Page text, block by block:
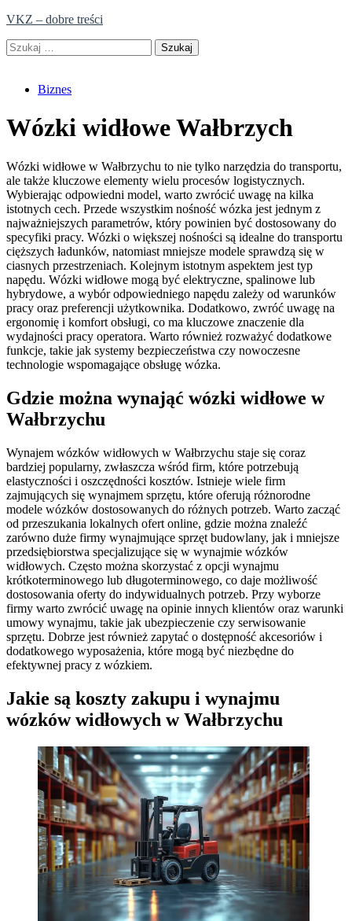
Skip
content
VKZ – dobre treści
Szukaj:
Biznes
Wózki widłowe Wałbrzych
Wózki widłowe w Wałbrzychu to nie tylko narzędzia do transportu,
ale także kluczowe elementy wielu procesów logistycznych.
Wybierając odpowiedni model, warto zwrócić uwagę na kilka
istotnych cech. Przede wszystkim nośność wózka jest jednym z
najważniejszych parametrów, który powinien być dostosowany do
specyfiki pracy. Wózki o większej nośności są idealne do transportu
cięższych ładunków, natomiast mniejsze modele sprawdzą się w
ciasnych przestrzeniach. Kolejnym istotnym aspektem jest typ
napędu. Wózki widłowe mogą być elektryczne, spalinowe lub
hybrydowe, a wybór odpowiedniego napędu zależy od warunków
pracy oraz preferencji użytkownika. Dodatkowo, zwróć uwagę na
ergonomię i komfort obsługi, co ma kluczowe znaczenie dla
wydajności pracy operatora. Warto również rozważyć dodatkowe
funkcje, takie jak systemy bezpieczeństwa czy nowoczesne
technologie wspomagające obsługę wózka.
Gdzie można wynająć wózki widłowe w
Wałbrzychu
Wynajem wózków widłowych w Wałbrzychu staje się coraz
bardziej popularny, zwłaszcza wśród firm, które potrzebują
elastyczności i oszczędności kosztów. Istnieje wiele firm
zajmujących się wynajmem sprzętu, które oferują różnorodne
modele wózków dostosowanych do różnych potrzeb. Warto zacząć
od przeszukania lokalnych ofert online, gdzie można znaleźć
zarówno duże firmy wynajmujące sprzęt budowlany, jak i mniejsze
przedsiębiorstwa specjalizujące się w wynajmie wózków
widłowych. Często można skorzystać z opcji wynajmu
krótkoterminowego lub długoterminowego, co daje możliwość
dostosowania oferty do indywidualnych potrzeb. Przy wyborze
firmy warto zwrócić uwagę na opinie innych klientów oraz warunki
umowy wynajmu, takie jak ubezpieczenie czy serwisowanie
sprzętu. Dobrze jest również zapytać o dostępność akcesoriów i
dodatkowego wyposażenia, które mogą być niezbędne do
efektywnej pracy z wózkiem.
Jakie są koszty zakupu i wynajmu
wózków widłowych w Wałbrzychu